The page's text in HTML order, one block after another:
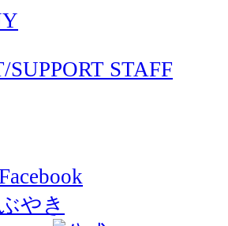
SUPPORT STAFF
やき